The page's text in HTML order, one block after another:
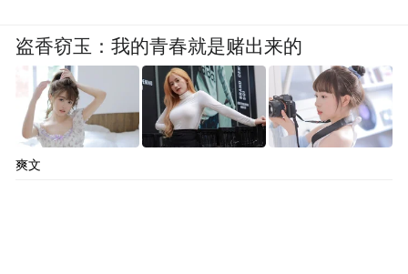
盗香窃玉：我的青春就是赌出来的
爽文